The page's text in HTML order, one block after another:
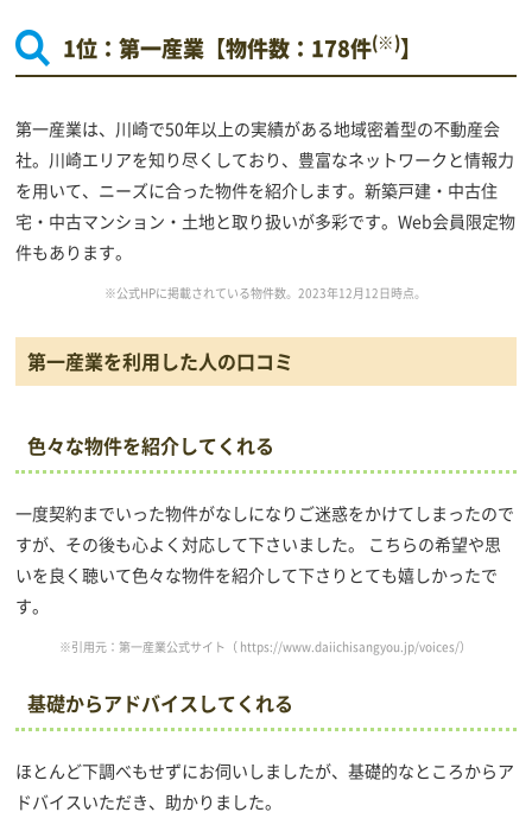
1位：第一産業【物件数：178件(※)】
第一産業は、川崎で50年以上の実績がある地域密着型の不動産会
社。川崎エリアを知り尽くしており、豊富なネットワークと情報力
を用いて、ニーズに合った物件を紹介します。新築戸建・中古住
宅・中古マンション・土地と取り扱いが多彩です。Web会員限定物
件もあります。
※公式HPに掲載されている物件数。2023年12月12日時点。
第一産業を利用した人の口コミ
色々な物件を紹介してくれる
一度契約までいった物件がなしになりご迷惑をかけてしまったので
すが、その後も心よく対応して下さいました。 こちらの希望や思
いを良く聴いて色々な物件を紹介して下さりとても嬉しかったで
す。
※引用元：第一産業公式サイト（ https://www.daiichisangyou.jp/voices/）
基礎からアドバイスしてくれる
ほとんど下調べもせずにお伺いしましたが、基礎的なところからア
ドバイスいただき、助かりました。